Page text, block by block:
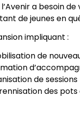
l’Avenir a besoin
de jeunes en
impliquant :
de
de
des